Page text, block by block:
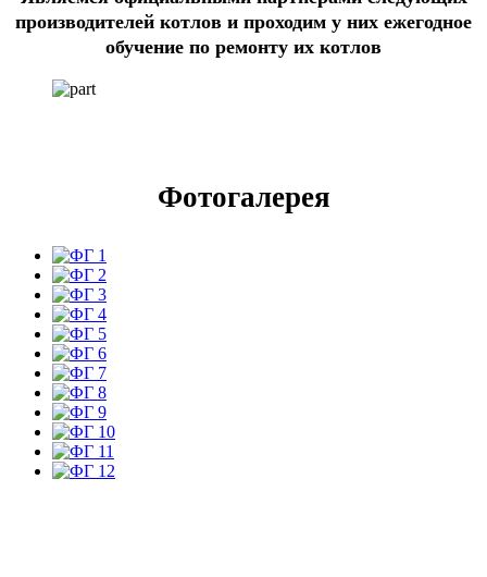
производителей котлов и проходим у них ежегодное
обучение по ремонту их котлов
Фотогалерея